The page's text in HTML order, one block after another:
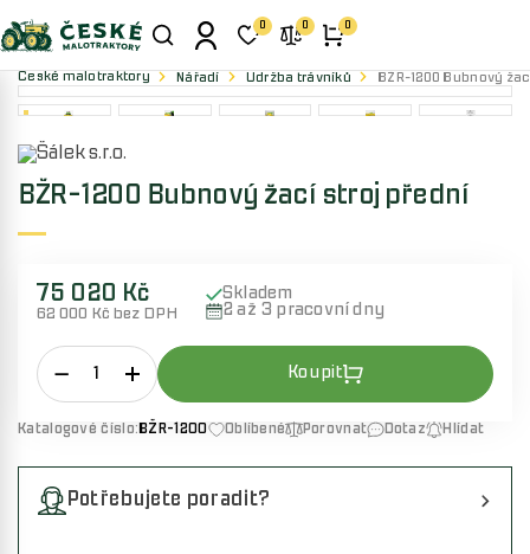
0 0 0
České malotraktory Nářadí Údržba trávníků BŽR-1200 Bubnový
BŽR-1200 Bubnový žací stroj přední
75 020 Kč
62 000 Kč bez DPH
Skladem
2 až 3 pracovní dny
Katalogové číslo: BŽR-1200 Oblíbené Porovnat Dotaz Hlídat
Potřebujete poradit?